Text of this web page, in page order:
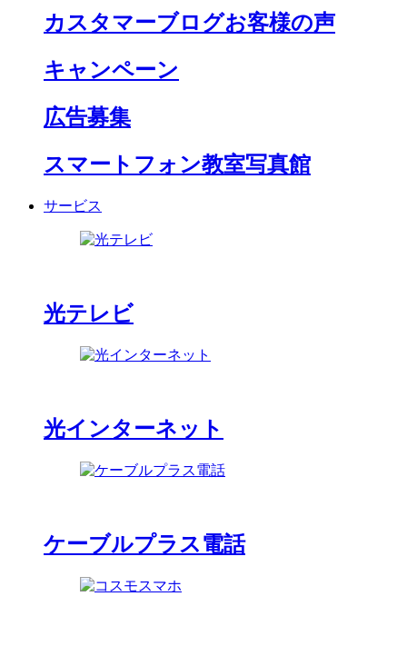
カスタマーブログお客様の声
キャンペーン
広告募集
スマートフォン教室写真館
サービス
光テレビ
光インターネット
ケーブルプラス電話